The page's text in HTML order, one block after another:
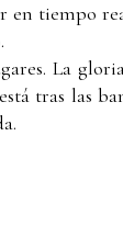
en tiempo
La
tras las